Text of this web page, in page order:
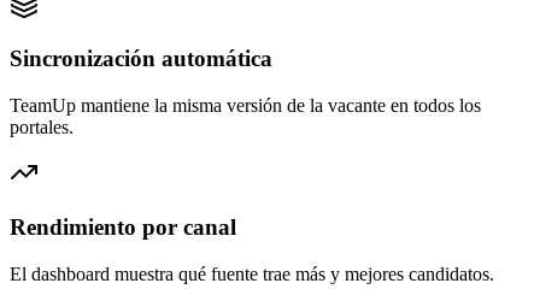
Sincronización automática
TeamUp mantiene la misma versión de la vacante en todos los
portales.
Rendimiento por canal
El dashboard muestra qué fuente trae más y mejores candidatos.